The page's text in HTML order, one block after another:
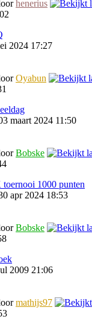
henerius
2024 17:27
Oyabun
maart 2024 11:50
Bobske
1000 punten
apr 2024 18:53
Bobske
2009 21:06
mathijs97